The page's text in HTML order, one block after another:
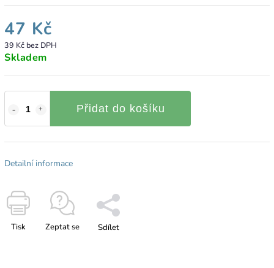
47 Kč
39 Kč bez DPH
Skladem
Přidat do košíku
Detailní informace
Tisk Zeptat se Sdílet